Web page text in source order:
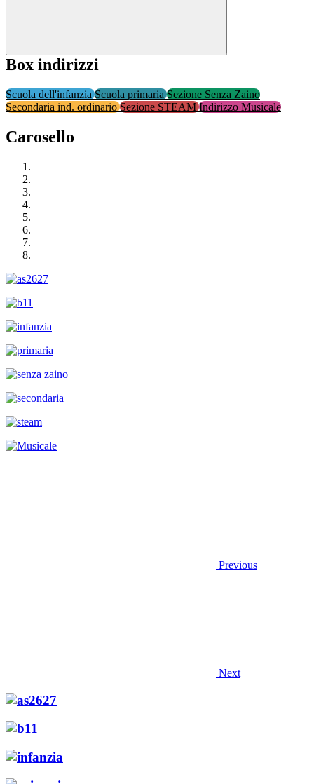
Box indirizzi
Scuola dell'infanziaScuola primariaSezione Senza Zaino
Secondaria ind. ordinarioSezione STEAMIndirizzo Musicale
Carosello
Previous
Next